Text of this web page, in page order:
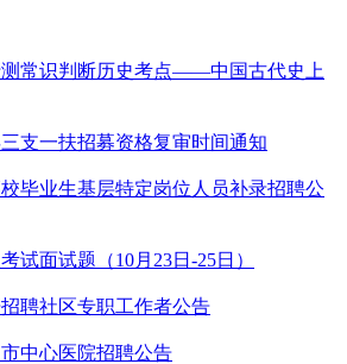
测常识判断历史考点——中国古代史上
支一扶招募资格复审时间通知
毕业生基层特定岗位人员补录招聘公
试面试题（10月23日-25日）
聘社区专职工作者公告
中心医院招聘公告